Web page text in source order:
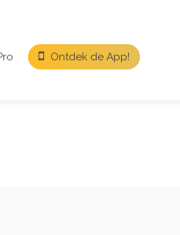
Ontdek de App!